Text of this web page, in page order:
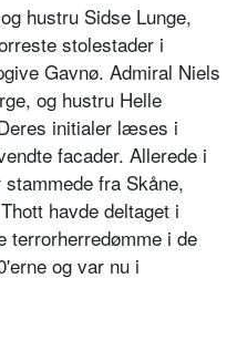
hustru Sidse Lunge,
stolestader i
Gavnø. Admiral Niels
og hustru Helle
initialer læses i
facader. Allerede i
fra Skåne,
havde deltaget i
terrorherredømme i de
og var nu i